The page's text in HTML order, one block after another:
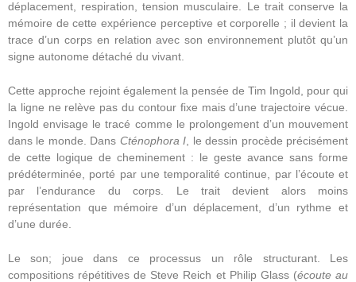
déplacement, respiration, tension musculaire. Le trait conserve la
mémoire de cette expérience perceptive et corporelle ; il devient la
trace d’un corps en relation avec son environnement plutôt qu’un
signe autonome détaché du vivant.
Cette approche rejoint également la pensée de Tim Ingold , pour qui
la ligne ne relève pas du contour fixe mais d’une trajectoire vécue.
Ingold envisage le tracé comme le prolongement d’un mouvement
dans le monde. Dans Cténophora I, le dessin procède précisément
de cette logique de cheminement : le geste avance sans forme
prédéterminée, porté par une temporalité continue, par l’écoute et
par l’endurance du corps. Le trait devient alors moins
représentation que mémoire d’un déplacement, d’un rythme et
d’une durée.
Le son; joue dans ce processus un rôle structurant. Les
compositions répétitives de Steve Reich et Philip Glass (écoute au